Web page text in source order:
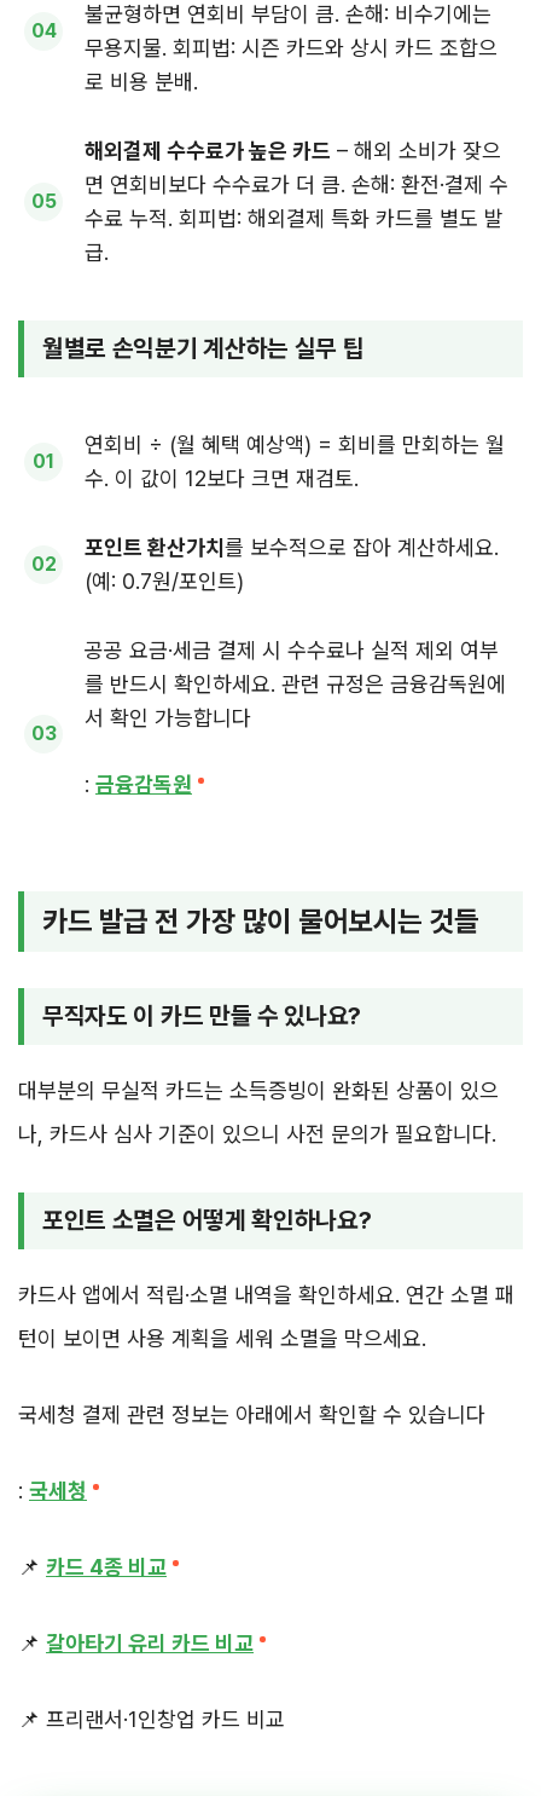
불균형하면 연회비 부담이 큼. 손해: 비수기에는
무용지물. 회피법: 시즌 카드와 상시 카드 조합으
로 비용 분배.
해외결제 수수료가 높은 카드 – 해외 소비가 잦으
면 연회비보다 수수료가 더 큼. 손해: 환전·결제 수
수료 누적. 회피법: 해외결제 특화 카드를 별도 발
급.
월별로 손익분기 계산하는 실무 팁
연회비 ÷ (월 혜택 예상액) = 회비를 만회하는 월
수. 이 값이 12보다 크면 재검토.
포인트 환산가치를 보수적으로 잡아 계산하세요.
(예: 0.7원/포인트)
공공 요금·세금 결제 시 수수료나 실적 제외 여부
를 반드시 확인하세요. 관련 규정은 금융감독원에
서 확인 가능합니다
: 금융감독원
카드 발급 전 가장 많이 물어보시는 것들
무직자도 이 카드 만들 수 있나요?
대부분의 무실적 카드는 소득증빙이 완화된 상품이 있으
나, 카드사 심사 기준이 있으니 사전 문의가 필요합니다.
포인트 소멸은 어떻게 확인하나요?
카드사 앱에서 적립·소멸 내역을 확인하세요. 연간 소멸 패
턴이 보이면 사용 계획을 세워 소멸을 막으세요.
국세청 결제 관련 정보는 아래에서 확인할 수 있습니다
: 국세청
📌 카드 4종 비교
📌 갈아타기 유리 카드 비교
📌 프리랜서·1인창업 카드 비교